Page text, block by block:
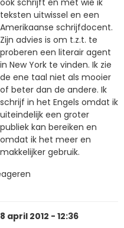
ook schrijft en met wie ik
teksten uitwissel en een
Amerikaanse schrijfdocent.
Zijn advies is om t.z.t. te
proberen een literair agent
in New York te vinden. Ik zie
de ene taal niet als mooier
of beter dan de andere. Ik
schrijf in het Engels omdat ik
uiteindelijk een groter
publiek kan bereiken en
omdat ik het meer en
makkelijker gebruik.
8 april 2012 - 12:36